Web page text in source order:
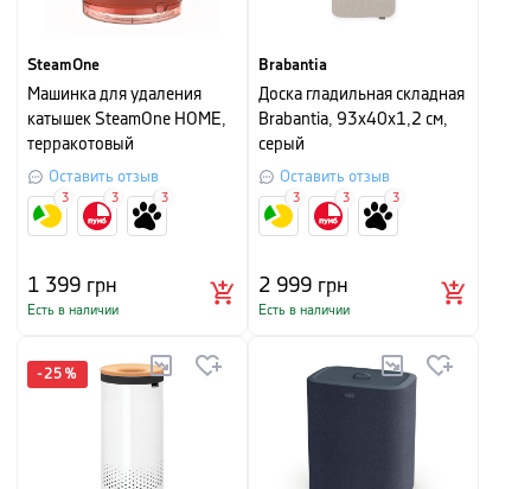
SteamOne
Машинка для удаления
катышек SteamOne HOME,
терракотовый
Оставить отзыв
1 399 грн
Есть в наличии
3 3 3
Brabantia
Доска гладильная складная
Brabantia, 93х40х1,2 см,
серый
Оставить отзыв
2 999 грн
Есть в наличии
3 3 3
-25 %